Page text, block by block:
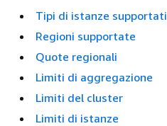
Tipi di istanze supportati
Regioni supportate
Quote regionali
Limiti di aggregazione
Limiti del cluster
Limiti di istanze